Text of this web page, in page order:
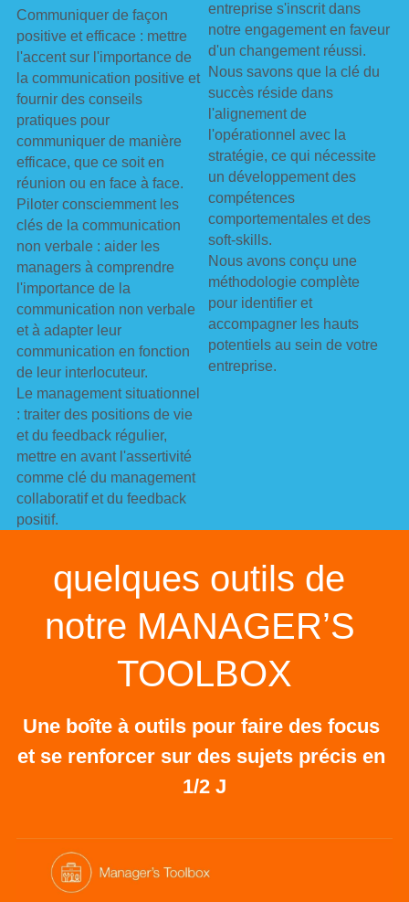
Communiquer de façon
positive et efficace : mettre
l'accent sur l'importance de
la communication positive et
fournir des conseils
pratiques pour
communiquer de manière
efficace, que ce soit en
réunion ou en face à face.
Piloter consciemment les
clés de la communication
non verbale : aider les
managers à comprendre
l'importance de la
communication non verbale
et à adapter leur
communication en fonction
de leur interlocuteur.
Le management situationnel
: traiter des positions de vie
et du feedback régulier,
mettre en avant l'assertivité
comme clé du management
collaboratif et du feedback
positif.
entreprise s'inscrit dans
notre engagement en faveur
d'un changement réussi.
Nous savons que la clé du
succès réside dans
l'alignement de
l'opérationnel avec la
stratégie, ce qui nécessite
un développement des
compétences
comportementales et des
soft-skills.
Nous avons conçu une
méthodologie complète
pour identifier et
accompagner les hauts
potentiels au sein de votre
entreprise.
quelques outils de
notre MANAGER’S
TOOLBOX
Une boîte à outils pour faire des focus
et se renforcer sur des sujets précis en
1/2 J